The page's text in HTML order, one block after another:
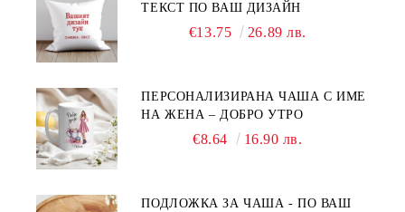
ТЕКСТ ПО ВАШ ДИЗАЙН
€13.75 26.89 лв.
ПЕРСОНАЛИЗИРАНА ЧАША С ИМЕ
НА ЖЕНА – ДОБРО УТРО
€8.64 16.90 лв.
ПОДЛОЖКА ЗА ЧАША - ПО ВАШ